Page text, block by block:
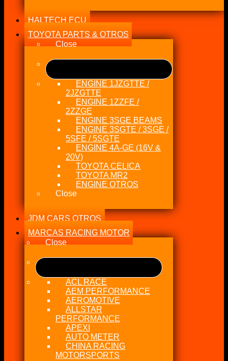
HALTECH ECU
TOYOTA PARTS & OTROS
Close
ENGINE 1JZGTTE /
2JZGTTE
ENGINE 1ZZFE /
2ZZGE
ENGINE 3SGE BEAMS
ENGINE 3SGTE / 3SGE /
5SFE / 5SGTE
ENGINE 4A-GE (16V &
20V)
TOYOTA CELICA
TOYOTA MR2
ENGINE OTROS
Close
JDM CARS OTROS
MARCAS RACING MOTOR
Close
ACL RACE
AEM PERFORMANCE
AEROMOTIVE
ALLSTAR
PERFORMANCE
APEXI
AUTO METER
CHINA RACING
MOTORSPORTS